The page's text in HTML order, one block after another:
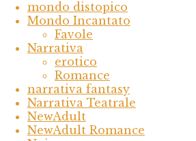
mondo distopico
Mondo Incantato
Favole
Narrativa
erotico
Romance
narrativa fantasy
Narrativa Teatrale
NewAdult
NewAdult Romance